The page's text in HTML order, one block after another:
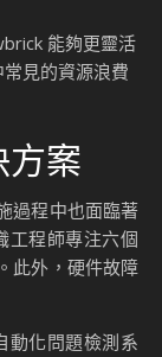
能夠更靈活
見的資源浪費
方案
過程中也面臨著
工程師專注六個
此外，硬件故障
動化問題檢測系